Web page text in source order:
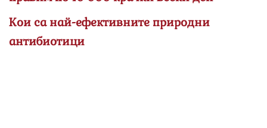
Кои са най-ефективните природни
антибиотици